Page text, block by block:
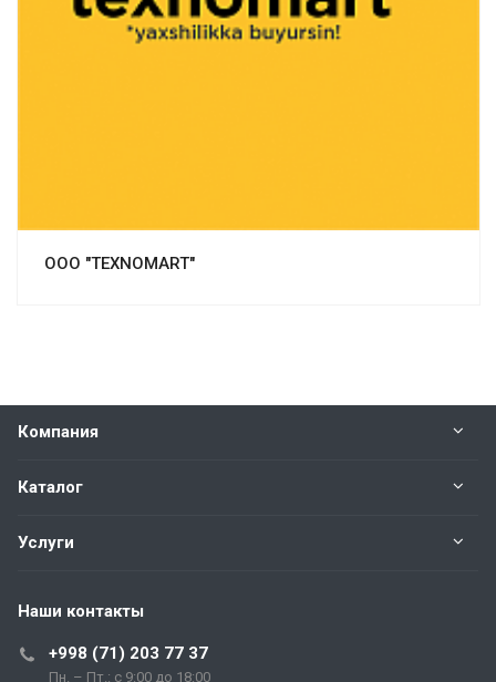
Смотреть проект
ООО "TEXNOMART"
Компания
Каталог
Услуги
Наши контакты
+998 (71) 203 77 37
Пн. – Пт.: с 9:00 до 18:00